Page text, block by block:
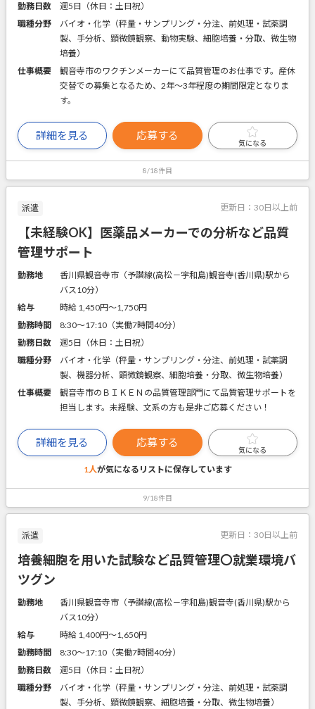
勤務日数
週5日（休日：土日祝）
職種分野
バイオ・化学（秤量・サンプリング・分注、前処理・試薬調
製、手分析、顕微鏡観察、動物実験、細胞培養・分取、微生物
培養）
仕事概要
観音寺市のワクチンメーカーにて品質管理のお仕事です。産休
交替での募集となるため、2年～3年程度の期間限定となりま
す。
詳細を見る 応募する
気になる
8/18件目
派遣 更新日： 30日以上前
【未経験OK】医薬品メーカーでの分析など品質
管理サポート
勤務地
香川県観音寺市（予讃線(高松－宇和島)観音寺(香川県)駅から
バス10分）
給与
時給 1,450円〜1,750円
勤務時間
8:30～17:10（実働7時間40分）
勤務日数
週5日（休日：土日祝）
職種分野
バイオ・化学（秤量・サンプリング・分注、前処理・試薬調
製、機器分析、顕微鏡観察、細胞培養・分取、微生物培養）
仕事概要
観音寺市のＢＩＫＥＮの品質管理部門にて品質管理サポートを
担当します。未経験、文系の方も是非ご応募ください！
詳細を見る 応募する
気になる
1人が気になるリストに保存しています
9/18件目
派遣 更新日： 30日以上前
培養細胞を用いた試験など品質管理〇就業環境バ
ツグン
勤務地
香川県観音寺市（予讃線(高松－宇和島)観音寺(香川県)駅から
バス10分）
給与
時給 1,400円〜1,650円
勤務時間
8:30～17:10（実働7時間40分）
勤務日数
週5日（休日：土日祝）
職種分野
バイオ・化学（秤量・サンプリング・分注、前処理・試薬調
製、手分析、顕微鏡観察、細胞培養・分取、微生物培養）